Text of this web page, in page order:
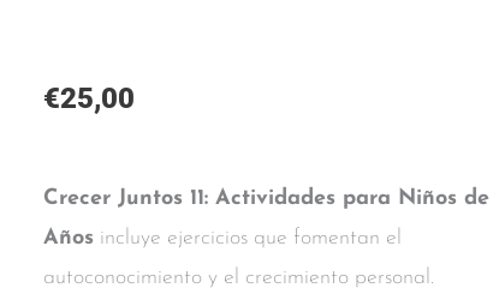
€25,00
Crecer Juntos 11: Actividades para Niños de
Años incluye ejercicios que fomentan el
autoconocimiento y el crecimiento personal.